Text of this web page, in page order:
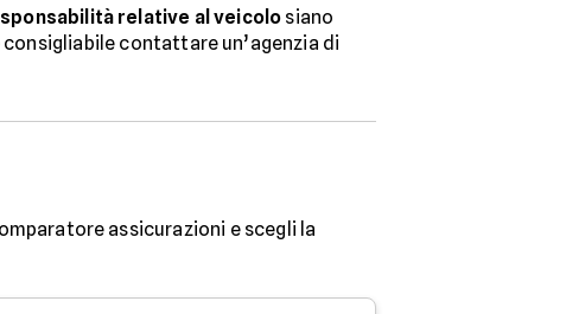
relative al veicolo siano
contattare un’agenzia di
assicurazioni e scegli la